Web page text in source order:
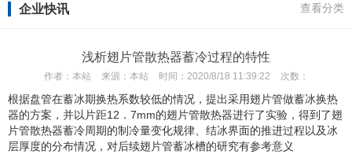
企业快讯 查看分类
浅析翅片管散热器蓄冷过程的特性
作者： 本站 来源： 本站 时间： 2020/8/18 11:39:22 次数：
根据盘管在蓄冰期换热系数较低的情况，提出采用翅片管做蓄冰换热
器的方案，并以片距12．7mm的翅片管散热器进行了实验，得到了翅
片管散热器蓄冷周期的制冷量变化规律、结冰界面的推进过程以及冰
层厚度的分布情况，对后续翅片管蓄冰槽的研究有参考意义